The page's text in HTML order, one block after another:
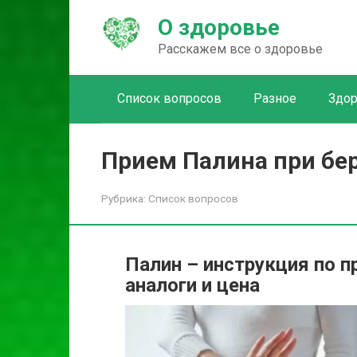
О здоровье
Расскажем все о здоровье
Список вопросов Разное
Прием Палина при
Рубрика: Список вопросов
Палин – инструкция по
аналоги и цена